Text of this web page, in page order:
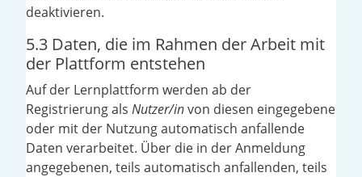
deaktivieren.
5.3 Daten, die im Rahmen der Arbeit mit
der Plattform entstehen
Auf der Lernplattform werden ab der
Registrierung als Nutzer/invon diesen eingegebene
oder mit der Nutzung automatisch anfallende
Daten verarbeitet. Über die in der Anmeldung
angegebenen, teils automatisch anfallenden, teils